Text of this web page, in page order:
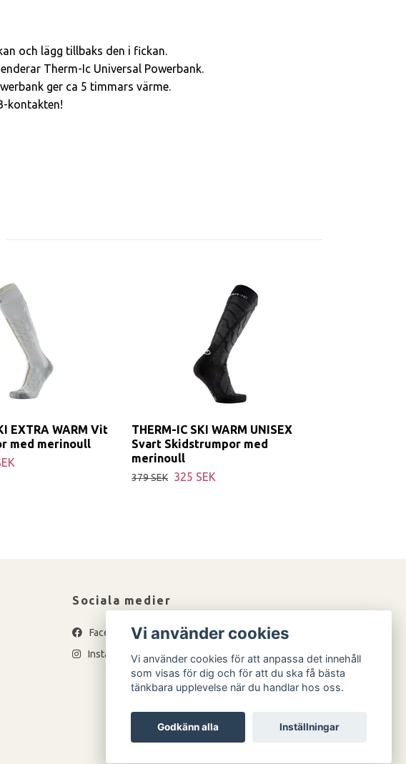
och lägg tillbaks den i fickan.
Therm-Ic Universal Powerbank.
ger ca 5 timmars värme.
kontakten!
EXTRA WARM Vit
med merinoull
THERM-IC SKI WARM UNISEX
Svart Skidstrumpor med
merinoull
379 SEK 325 SEK
Sociala medier
Facebook
Instagram
Vi använder cookies
Vi använder cookies för att anpassa det innehåll
som visas för dig och för att du ska få bästa
tänkbara upplevelse när du handlar hos oss.
Godkänn alla Inställningar